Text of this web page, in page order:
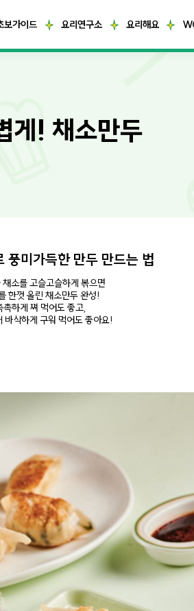
보가이드 요리연구소 요리해요
게! 채소만두
풍미가득한 만두 만드는 법
소를 고슬고슬하게 볶으면
한껏 올린 채소만두 완성!
촉하게 쪄 먹어도 좋고,
바삭하게 구워 먹어도 좋아요!